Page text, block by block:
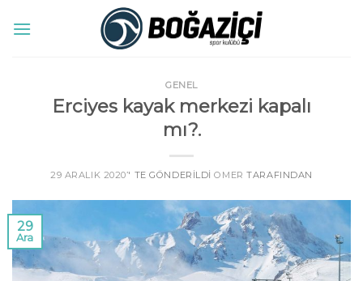
GENEL
Erciyes kayak merkezi kapalı
mı?.
29 ARALIK 2020’' TE GÖNDERILDI OMER TARAFINDAN
29
Ara